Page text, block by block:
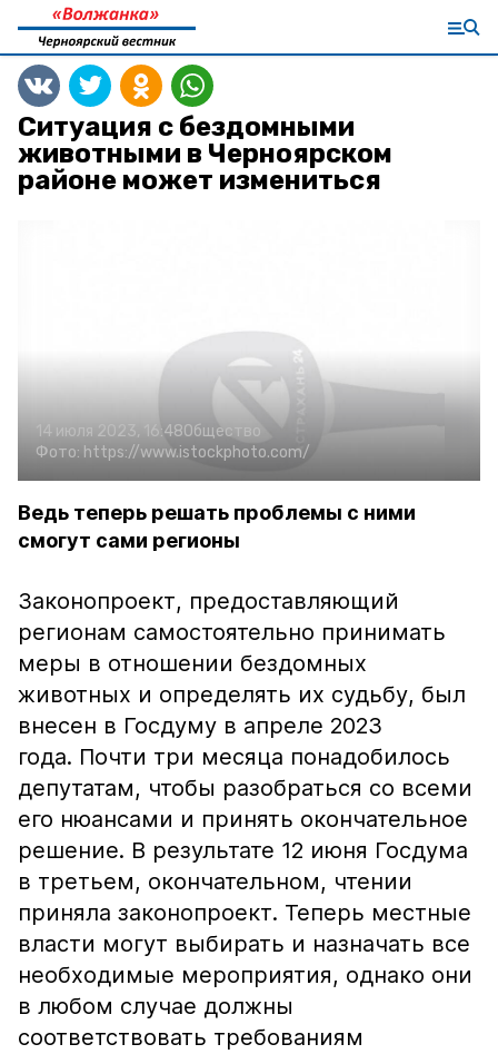
Ситуация с бездомными
животными в Черноярском
районе может измениться
14 июля 2023, 16:48Общество
Фото: https://www.istockphoto.com/
Ведь теперь решать проблемы с ними
смогут сами регионы
Законопроект, предоставляющий
регионам самостоятельно принимать
меры в отношении бездомных
животных и определять их судьбу, был
внесен в Госдуму в апреле 2023
года. Почти три месяца понадобилось
депутатам, чтобы разобраться со всеми
его нюансами и принять окончательное
решение. В результате 12 июня Госдума
в третьем, окончательном, чтении
приняла законопроект. Теперь местные
власти могут выбирать и назначать все
необходимые мероприятия, однако они
в любом случае должны
соответствовать требованиям